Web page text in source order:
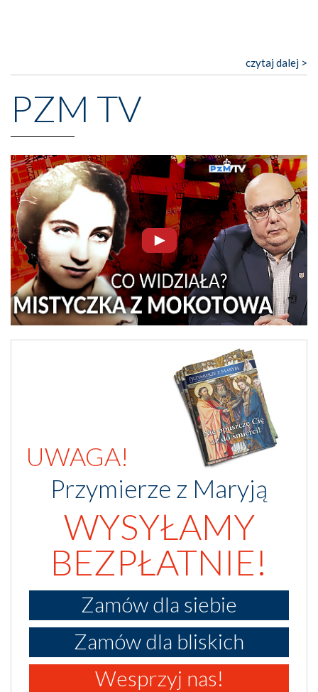
czytaj dalej >
PZM TV
UWAGA!
Przymierze z Maryją
WYSYŁAMY
BEZPŁATNIE!
Zamów dla siebie
Zamów dla bliskich
Wesprzyj nas!